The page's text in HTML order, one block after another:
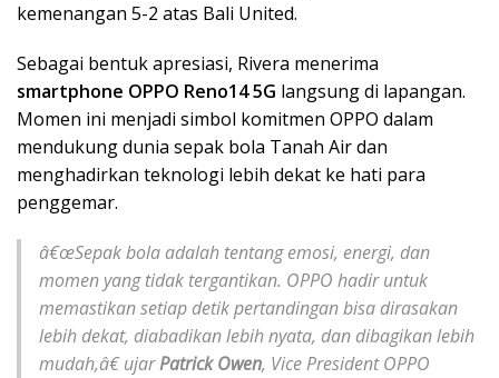
kemenangan 5-2 atas Bali United.
Sebagai bentuk apresiasi, Rivera menerima
smartphone OPPO Reno14 5G langsung di lapangan.
Momen ini menjadi simbol komitmen OPPO dalam
mendukung dunia sepak bola Tanah Air dan
menghadirkan teknologi lebih dekat ke hati para
penggemar.
â€œSepak bola adalah tentang emosi, energi, dan
momen yang tidak tergantikan. OPPO hadir untuk
memastikan setiap detik pertandingan bisa dirasakan
lebih dekat, diabadikan lebih nyata, dan dibagikan lebih
mudah,â€ ujarPatrick Owen, Vice President OPPO